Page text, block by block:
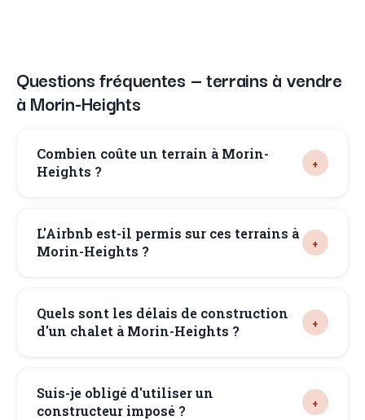
Questions fréquentes — terrains à vendre
à Morin-Heights
Combien coûte un terrain à Morin-
Heights ?
L'Airbnb est-il permis sur ces terrains à
Morin-Heights ?
Quels sont les délais de construction
d'un chalet à Morin-Heights ?
Suis-je obligé d'utiliser un
constructeur imposé ?